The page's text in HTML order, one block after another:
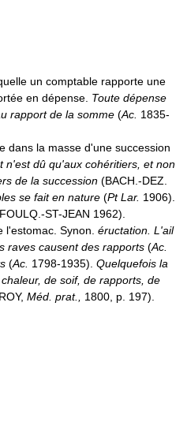
un comptable rapporte une
en dépense. Toute dépense
rapport de la somme (Ac. 1835-
dans la masse d'une succession
n'est dû qu'aux cohéritiers, et non
de la succession (BACH.-DEZ.
se fait en nature (Pt Lar. 1906).
ST-JEAN 1962).
l'estomac. Synon. éructation. L'ail
raves causent des rapports (Ac.
(Ac. 1798-1935). Quelquefois la
de soif, de rapports, de
Méd. prat., 1800, p. 197).